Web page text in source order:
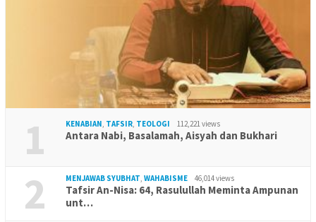
1 KENABIAN, TAFSIR, TEOLOGI 112,221 views
Antara Nabi, Basalamah, Aisyah dan Bukhari
2 MENJAWAB SYUBHAT, WAHABISME 46,014 views
Tafsir An-Nisa: 64, Rasulullah Meminta Ampunan
unt…